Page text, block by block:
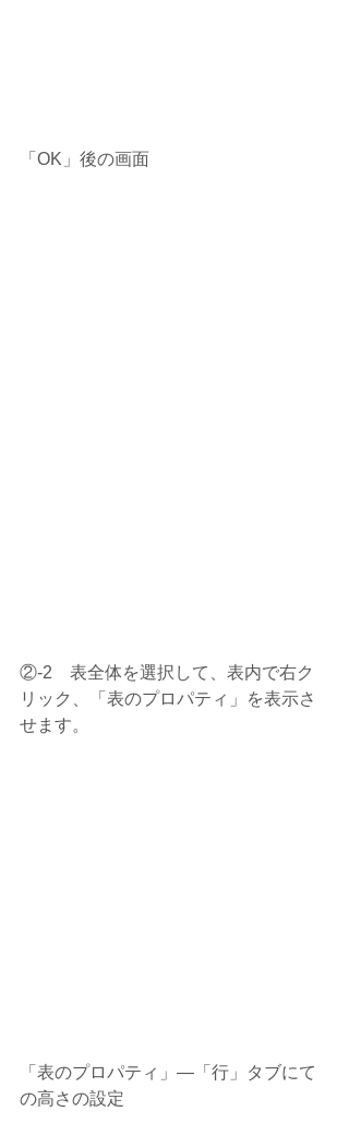
「OK」後の画面
②-2　表全体を選択して、表内で右ク
リック、「表のプロパティ」を表示さ
せます。
「表のプロパティ」―「行」タブにて
の高さの設定